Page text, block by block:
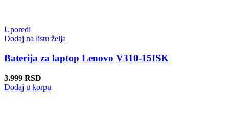
Uporedi
Dodaj na listu želja
Baterija za laptop Lenovo V310-15ISK
3.999 RSD
Dodaj u korpu